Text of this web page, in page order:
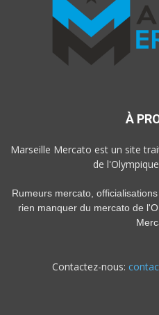
À
Marseille Mercato est un site
de
Rumeurs mercato,
rien manquer du mercato de
Contactez-nous: